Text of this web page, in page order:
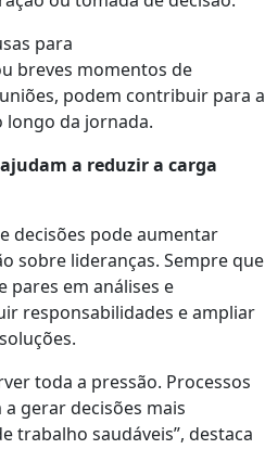
para
breves momentos de
podem contribuir para a
longo da jornada.
a reduzir a carga
decisões pode aumentar
sobre lideranças. Sempre que
pares em análises e
responsabilidades e ampliar
toda a pressão. Processos
gerar decisões mais
trabalho saudáveis”, destaca